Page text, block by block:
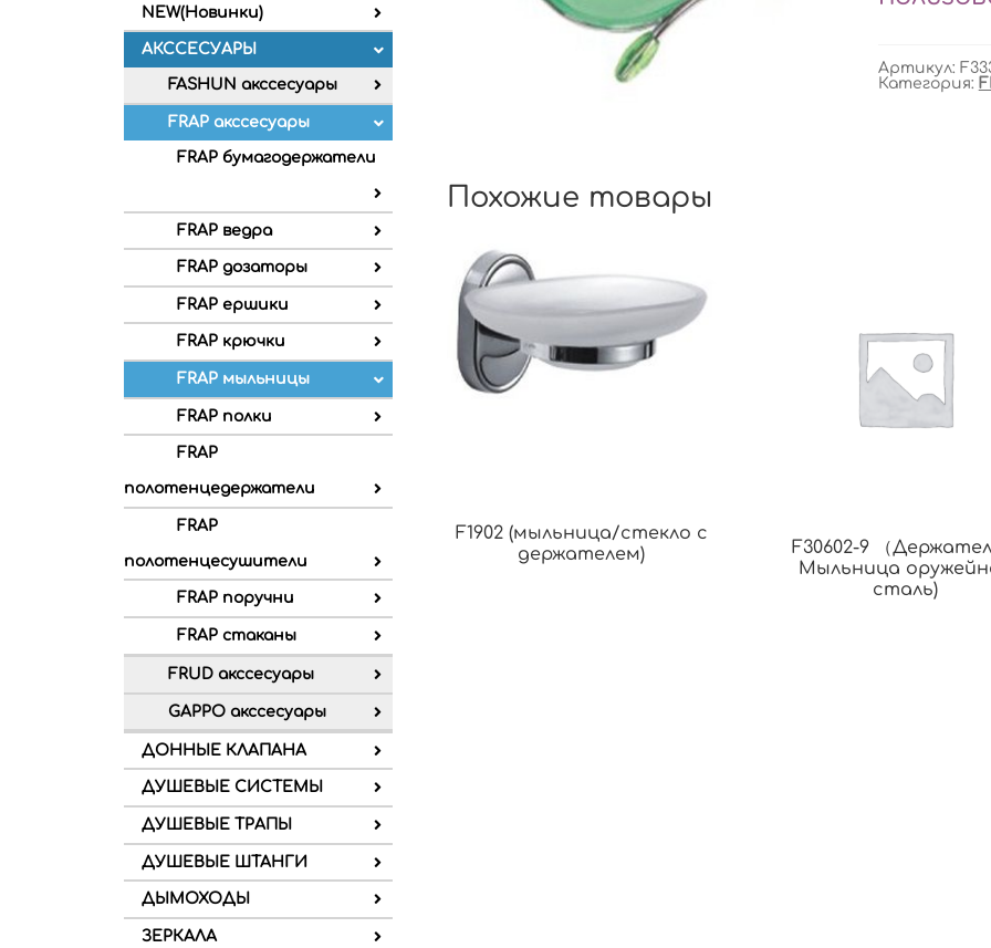
NEW(Новинки)
АКССЕСУАРЫ
FASHUN акссесуары
FRAP акссесуары
FRAP бумагодержатели
FRAP ведра
FRAP дозаторы
FRAP ершики
FRAP крючки
FRAP мыльницы
FRAP полки
FRAP
полотенцедержатели
FRAP
полотенцесушители
FRAP поручни
FRAP стаканы
FRUD акссесуары
GAPPO акссесуары
ДОННЫЕ КЛАПАНА
ДУШЕВЫЕ СИСТЕМЫ
ДУШЕВЫЕ ТРАПЫ
ДУШЕВЫЕ ШТАНГИ
ДЫМОХОДЫ
ЗЕРКАЛА
Артикул:
Категория:
Похожие товары
F1902 (мыльница/стекло с
держателем)
F30602-9 （
Мыльница
сталь)